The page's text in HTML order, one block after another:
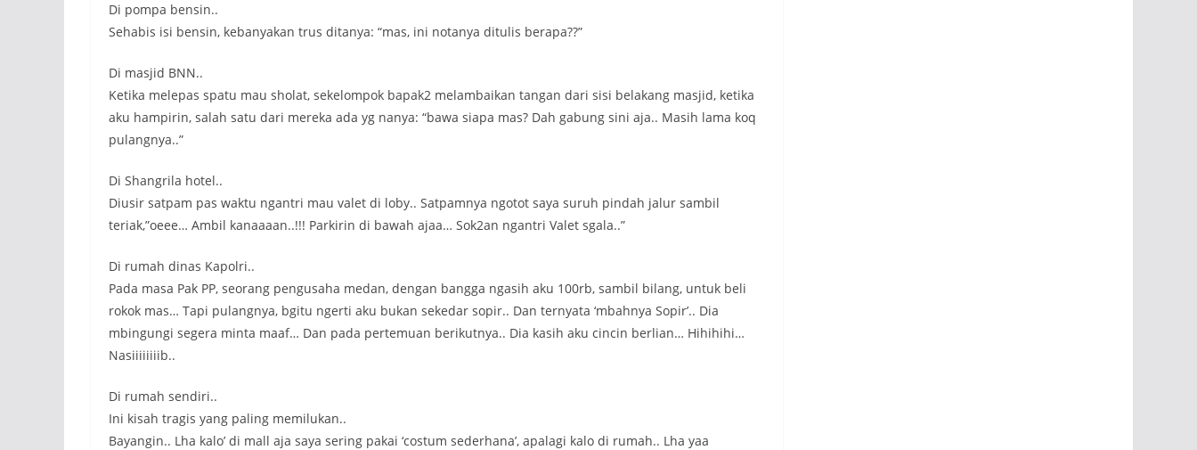
Di pompa bensin..
Sehabis isi bensin, kebanyakan trus ditanya: “mas, ini notanya ditulis berapa??”
Di masjid BNN..
Ketika melepas spatu mau sholat, sekelompok bapak2 melambaikan tangan dari sisi belakang masjid, ketika
aku hampirin, salah satu dari mereka ada yg nanya: “bawa siapa mas? Dah gabung sini aja.. Masih lama koq
pulangnya..”
Di Shangrila hotel..
Diusir satpam pas waktu ngantri mau valet di loby.. Satpamnya ngotot saya suruh pindah jalur sambil
teriak,”oeee… Ambil kanaaaan..!!! Parkirin di bawah ajaa… Sok2an ngantri Valet sgala..”
Di rumah dinas Kapolri..
Pada masa Pak PP, seorang pengusaha medan, dengan bangga ngasih aku 100rb, sambil bilang, untuk beli
rokok mas… Tapi pulangnya, bgitu ngerti aku bukan sekedar sopir.. Dan ternyata ‘mbahnya Sopir’.. Dia
mbingungi segera minta maaf… Dan pada pertemuan berikutnya.. Dia kasih aku cincin berlian… Hihihihi…
Nasiiiiiiiib..
Di rumah sendiri..
Ini kisah tragis yang paling memilukan..
Bayangin.. Lha kalo’ di mall aja saya sering pakai ‘costum sederhana’, apalagi kalo di rumah.. Lha yaa